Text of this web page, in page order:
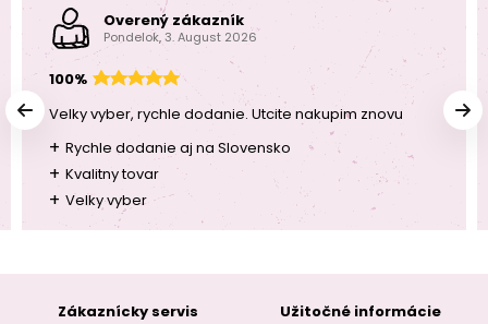
Overený zákazník
Pondelok, 3. August 2026
100%
Velky vyber, rychle dodanie. Utcite nakupim znovu
+ Rychle dodanie aj na Slovensko
+ Kvalitny tovar
+ Velky vyber
Zákaznícky servis
Užitočné informácie